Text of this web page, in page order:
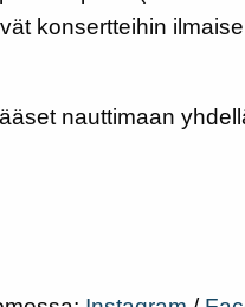
konsertteihin
nauttimaan